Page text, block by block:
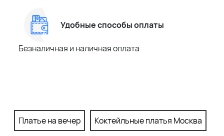
Удобные способы оплаты
Безналичная и наличная оплата
Платье на вечер Коктейльные платья Москва